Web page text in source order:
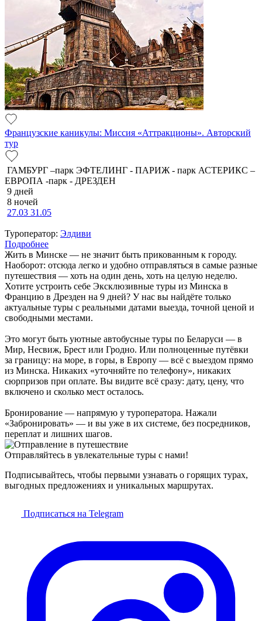
Французские каникулы: Миссия «Аттракционы». Авторский
тур
ГАМБУРГ –парк ЭФТЕЛИНГ - ПАРИЖ - парк АСТЕРИКС –
ЕВРОПА -парк - ДРЕЗДЕН
9 дней
8 ночей
27.03 31.05
Туроператор: Элдиви
Подробнее
Жить в Минске — не значит быть прикованным к городу.
Наоборот: отсюда легко и удобно отправляться в самые разные
путешествия — хоть на один день, хоть на целую неделю.
Хотите устроить себе Эксклюзивные туры из Минска в
Францию в Дрезден на 9 дней? У нас вы найдёте только
актуальные туры с реальными датами выезда, точной ценой и
свободными местами.
Это могут быть уютные автобусные туры по Беларуси — в
Мир, Несвиж, Брест или Гродно. Или полноценные путёвки
за границу: на море, в горы, в Европу — всё с выездом прямо
из Минска. Никаких «уточняйте по телефону», никаких
сюрпризов при оплате. Вы видите всё сразу: дату, цену, что
включено и сколько мест осталось.
Бронирование — напрямую у туроператора. Нажали
«Забронировать» — и вы уже в их системе, без посредников,
переплат и лишних шагов.
Отправляйтесь в увлекательные туры с нами!
Подписывайтесь, чтобы первыми узнавать о горящих турах,
выгодных предложениях и уникальных маршрутах.
Подписаться на Telegram